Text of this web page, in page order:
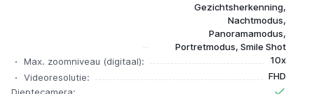
Gezichtsherkenning,
Nachtmodus,
Panoramamodus,
Portretmodus, Smile Shot
Max. zoomniveau (digitaal):
10x
Videoresolutie:
FHD